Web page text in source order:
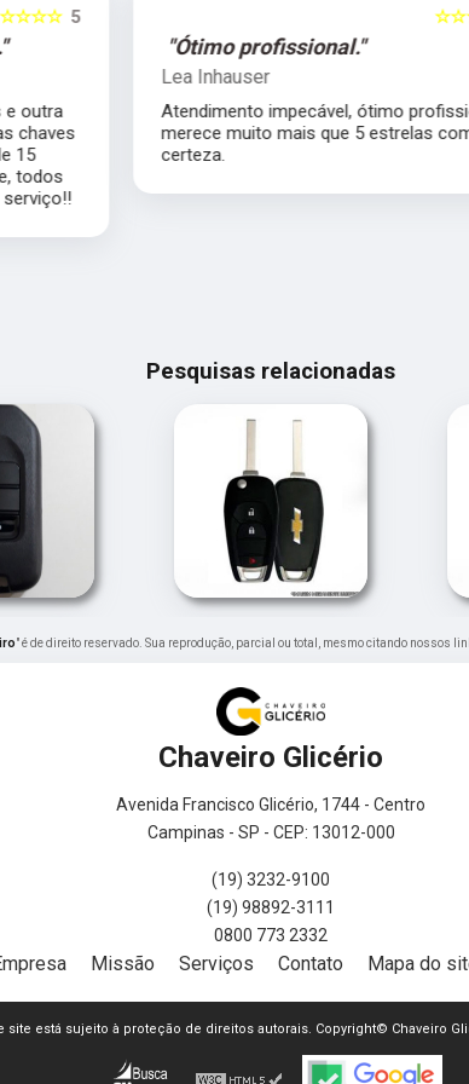
5
☆☆☆☆☆
"Ótimo profissional."
Lea Inhauser
Atendimento impecável, ótimo profissional
merece muito mais que 5 estrelas com
Pesquisas relacionadas
" é de direito reservado. Sua reprodução, parcial ou total, mesmo citando nossos
Chaveiro Glicério
Avenida Francisco Glicério, 1744 - Centro
Campinas - SP - CEP: 13012-000
(19) 3232-9100
(19) 98892-3111
0800 773 2332
Missão Serviços Contato Mapa do
site está sujeito à proteção de direitos autorais. Copyright© Chaveiro